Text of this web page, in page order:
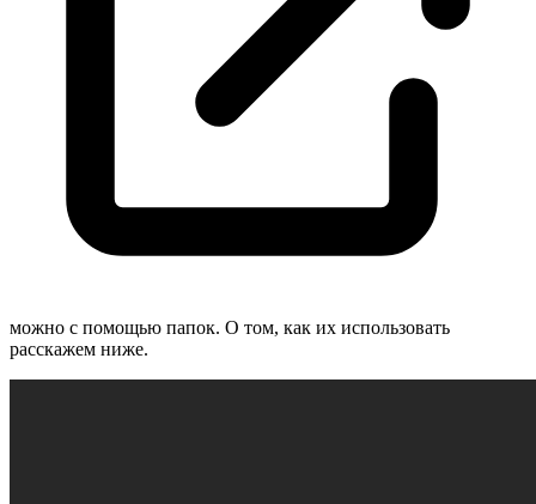
можно с помощью папок. О том, как их использовать
расскажем ниже.